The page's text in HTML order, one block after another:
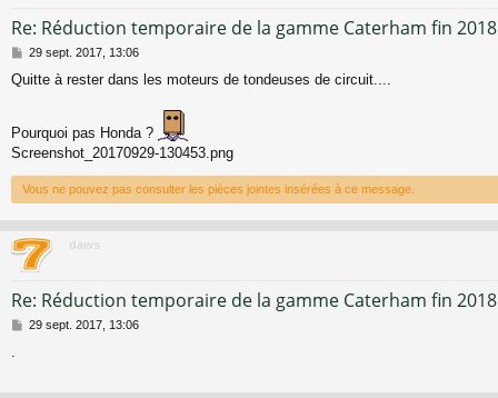
Re: Réduction temporaire de la gamme Caterham fin 2018
M
s
g
e
29 sept. 2017, 13:06
Quitte à rester dans les moteurs de tondeuses de circuit....
Pourquoi pas Honda ?
Screenshot_20170929-130453.png
Vous ne pouvez pas consulter les pièces jointes insérées à ce message.
daws
Re: Réduction temporaire de la gamme Caterham fin 2018
M
29 sept. 2017, 13:06
.